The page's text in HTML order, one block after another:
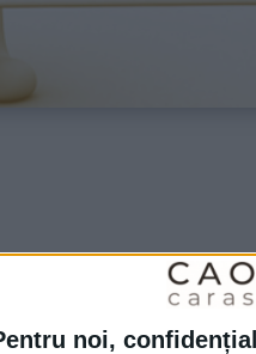
noi,
Administrare Fiscală.